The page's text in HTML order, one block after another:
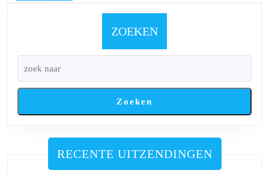
ZOEKEN
Zoeken
RECENTE UITZENDINGEN